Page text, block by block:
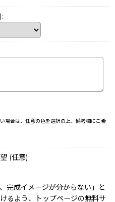
:
場合は、任意の色を選択の上、備考欄にご希
(任意):
完成イメージが分からない」と
るよう、トップページの無料サ